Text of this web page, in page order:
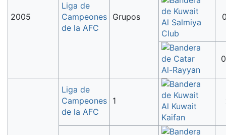
2005
Liga de
Campeones
de la AFC
Grupos
Al Salmiya
Club
Al-Rayyan
Liga de
Campeones
de la AFC
1
Al Kuwait
Kaifan